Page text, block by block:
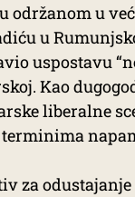
održanom u
u
uspostavu
Kao
liberalne
za